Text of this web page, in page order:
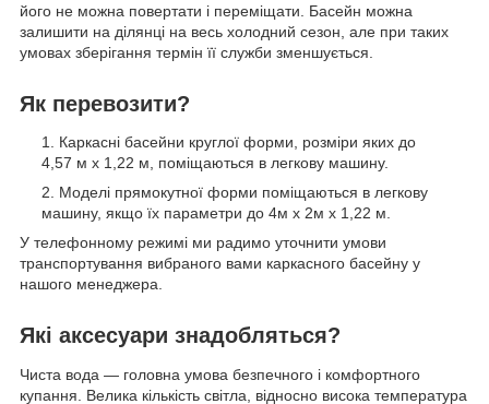
його не можна повертати і переміщати. Басейн можна
залишити на ділянці на весь холодний сезон, але при таких
умовах зберігання термін її служби зменшується.
Як перевозити?
Каркасні басейни круглої форми, розміри яких до
4,57 м x 1,22 м, поміщаються в легкову машину.
Моделі прямокутної форми поміщаються в легкову
машину, якщо їх параметри до 4м х 2м х 1,22 м.
У телефонному режимі ми радимо уточнити умови
транспортування вибраного вами каркасного басейну у
нашого менеджера.
Які аксесуари знадобляться?
Чиста вода — головна умова безпечного і комфортного
купання. Велика кількість світла, відносно висока температура